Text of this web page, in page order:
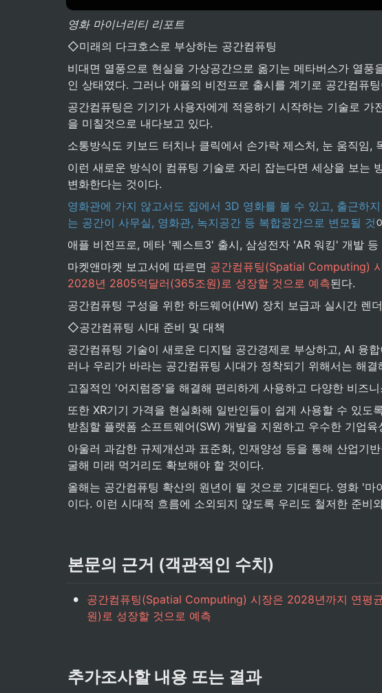
영화 마이너리티 리포트
◇미래의 다크호스로 부상하는 공간컴퓨팅
비대면 열풍으로 현실을 가상공간으로 옮기는 메타버스가 열
인 상태였다. 그러나 애플의 비전프로 출시를 계기로 공간컴퓨
공간컴퓨팅은 기기가 사용자에게 적응하기 시작하는 기술로
을 미칠것으로 내다보고 있다.
소통방식도 키보드 터치나 클릭에서 손가락 제스처, 눈 움직임,
이런 새로운 방식이 컴퓨팅 기술로 자리 잡는다면 세상을 보는
변화한다는 것이다.
영화관에 가지 않고서도 집에서 3D 영화를 볼 수 있고, 출근하
는 공간이 사무실, 영화관, 녹지공간 등 복합공간으로 변모될 것
애플 비전프로, 메타 '퀘스트3' 출시, 삼성전자 'AR 워킹' 개발
마켓앤마켓 보고서에 따르면 공간컴퓨팅(Spatial Computing)
2028년 2805억달러(365조원)로 성장할 것으로 예측된다.
공간컴퓨팅 구성을 위한 하드웨어(HW) 장치 보급과 실시간 렌
◇공간컴퓨팅 시대 준비 및 대책
공간컴퓨팅 기술이 새로운 디지털 공간경제로 부상하고, AI 융
러나 우리가 바라는 공간컴퓨팅 시대가 정착되기 위해서는 해
고질적인 '어지럼증'을 해결해 편리하게 사용하고 다양한 비즈
또한 XR기기 가격을 현실화해 일반인들이 쉽게 사용할 수 있도
받침할 플랫폼 소프트웨어(SW) 개발을 지원하고 우수한 기업
아울러 과감한 규제개선과 표준화, 인재양성 등을 통해 산업기
굴해 미래 먹거리도 확보해야 할 것이다.
올해는 공간컴퓨팅 확산의 원년이 될 것으로 기대된다. 영화 '
이다. 이런 시대적 흐름에 소외되지 않도록 우리도 철저한 준비
본문의 근거 (객관적인 수치)
•
공간컴퓨팅(Spatial Computing) 시장은 2028년까지 연
원)로 성장할 것으로 예측
추가조사할 내용 또는 결과